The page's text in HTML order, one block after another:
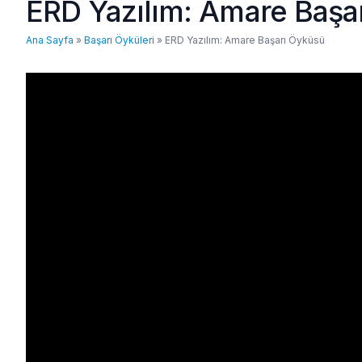
ERD Yazılım: Amare
Ana Sayfa » Başarı Öyküleri » ERD Yazılım: Amare Başarı Öyküsü